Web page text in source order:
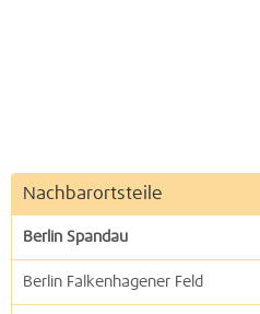
Nachbarortsteile
Berlin Spandau
Berlin Falkenhagener Feld